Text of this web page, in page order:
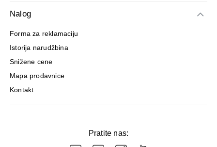
Nalog
Forma za reklamaciju
Istorija narudžbina
Snižene cene
Mapa prodavnice
Kontakt
Pratite nas: